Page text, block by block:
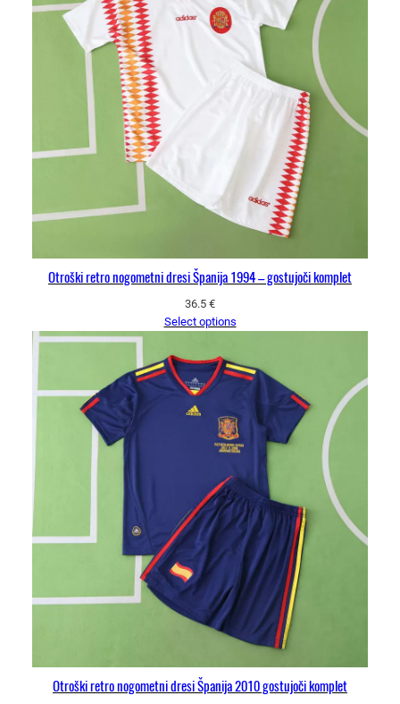
Otroški retro nogometni dresi Španija 1994 – gostujoči komplet
36.5 €
Select options
Otroški retro nogometni dresi Španija 2010 gostujoči komplet